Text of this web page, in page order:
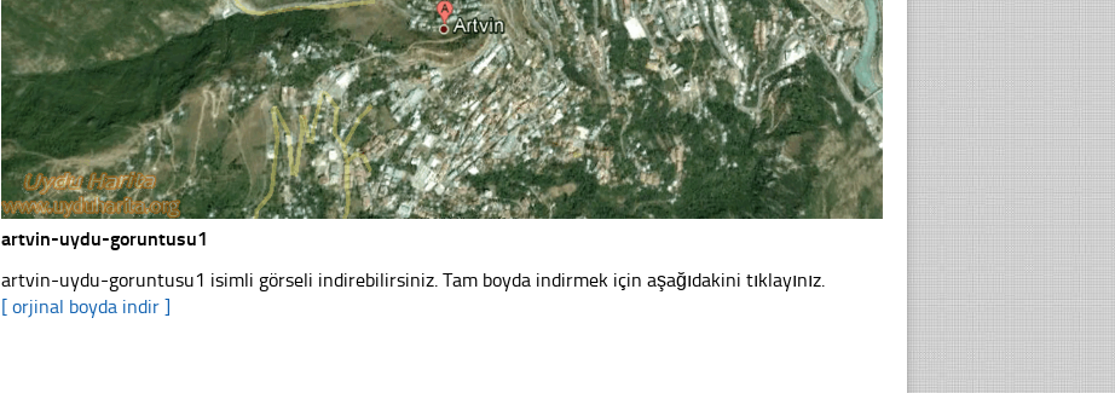
artvin-uydu-goruntusu1
artvin-uydu-goruntusu1 isimli görseli indirebilirsiniz. Tam boyda indirmek için aşağıdakini tıklayınız.
[ orjinal boyda indir ]